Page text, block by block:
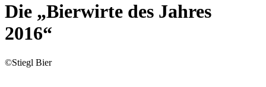
Die „Bierwirte des Jahres
2016“
©Stiegl Bier